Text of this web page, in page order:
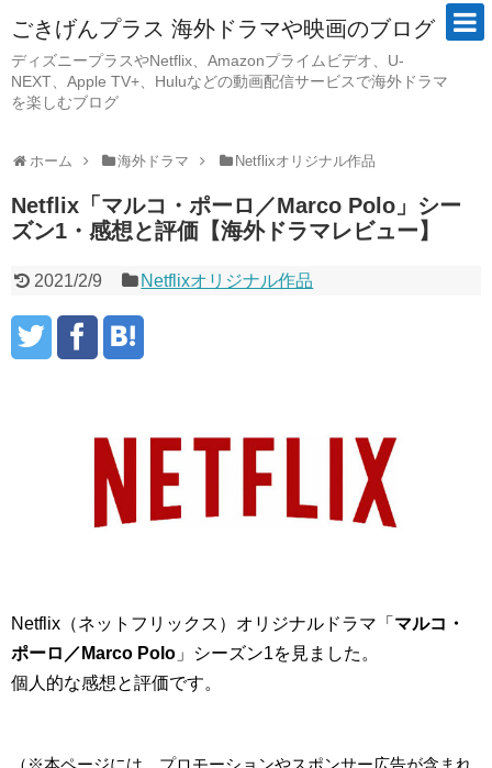
ごきげんプラス 海外ドラマや映画のブログ
ディズニープラスやNetflix、Amazonプライムビデオ、U-
NEXT、Apple TV+、Huluなどの動画配信サービスで海外ドラマ
を楽しむブログ
ホーム 海外ドラマ Netflixオリジナル作品
Netflix「マルコ・ポーロ／Marco Polo」シー
ズン1・感想と評価【海外ドラマレビュー】
2021/2/9 Netflixオリジナル作品
Netflix（ネットフリックス）オリジナルドラマ「 マルコ・
ポーロ／Marco Polo 」シーズン1を見ました。
個人的な感想と評価です。